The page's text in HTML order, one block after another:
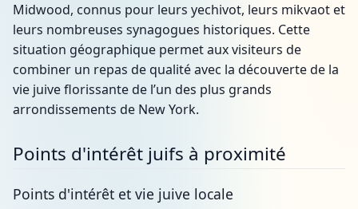
Midwood, connus pour leurs yechivot, leurs mikvaot et
leurs nombreuses synagogues historiques. Cette
situation géographique permet aux visiteurs de
combiner un repas de qualité avec la découverte de la
vie juive florissante de l’un des plus grands
arrondissements de New York.
Points d'intérêt juifs à proximité
Points d'intérêt et vie juive locale